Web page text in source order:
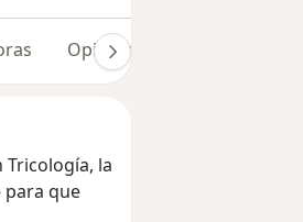
Opiniones (10)
la
para que